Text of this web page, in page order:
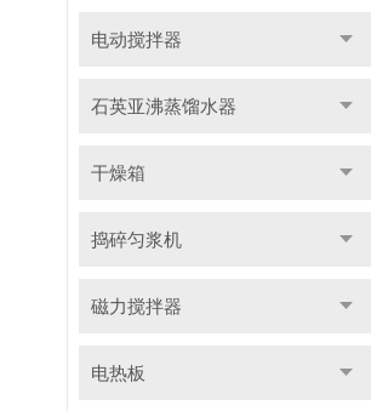
电动搅拌器
石英亚沸蒸馏水器
干燥箱
捣碎匀浆机
磁力搅拌器
电热板